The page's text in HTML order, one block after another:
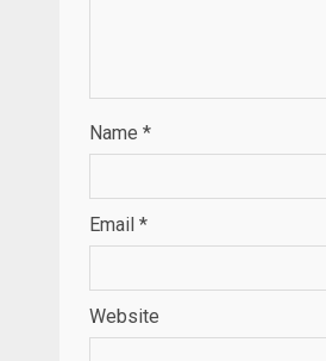
Name *
Email *
Website